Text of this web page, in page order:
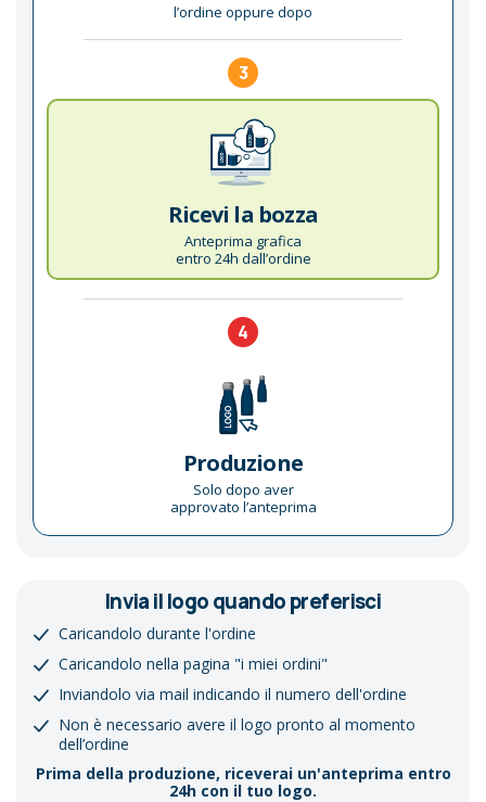
l’ordine oppure dopo
3
Ricevi la bozza
Anteprima grafica
entro 24h dall’ordine
4
Produzione
Solo dopo aver
approvato l’anteprima
Invia il logo quando preferisci
Caricandolo durante l'ordine
Caricandolo nella pagina "i miei ordini"
Inviandolo via mail indicando il numero dell'ordine
Non è necessario avere il logo pronto al momento
dell’ordine
Prima della produzione, riceverai un'anteprima entro
24h con il tuo logo.